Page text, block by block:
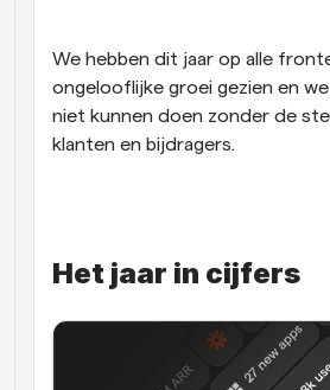
Boek naadloos vergaderingen
Ontvang een melding wanneer
We hebben dit jaar op alle
ongelooflijke groei gezien en
niet kunnen doen zonder de
klanten en bijdragers.
Het jaar in cijfers